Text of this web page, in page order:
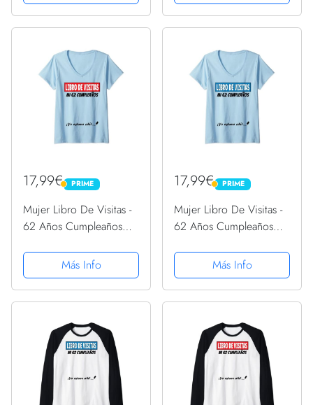
17,99€ PRIME
PRIME
Mujer Libro De Visitas -
62 Años Cumpleaños
Camiseta Cuello V
Más Info
17,99€ PRIME
PRIME
Mujer Libro De Visitas -
62 Años Cumpleaños
Camiseta Cuello V
Más Info